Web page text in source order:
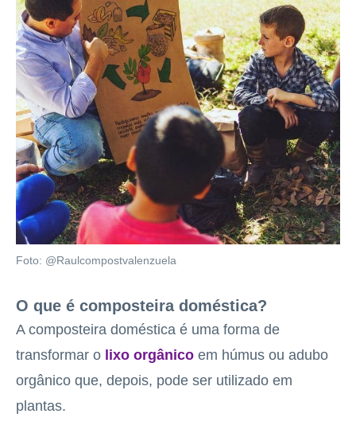
Foto: @Raulcompostvalenzuela
O que é composteira doméstica?
A composteira doméstica é uma forma de
transformar o lixo orgânico em húmus ou adubo
orgânico que, depois, pode ser utilizado em
plantas.